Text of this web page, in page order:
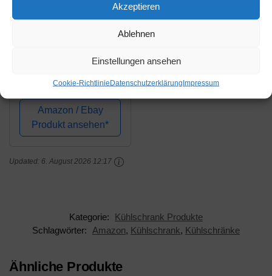
Akzeptieren
Ablehnen
Einstellungen ansehen
Cookie-RichtlinieDatenschutzerklärungImpressum
Bomann KS 2184
Kühlteil/14 L
Gefrierteil/LED
Innenraumbeleuchtung
Amazon / Ebay
Produkt ansehen*
Updated: 6. August 2026 12:17
Kategorie:
Kühlschrank Produkte
Schlagwörter:
Amazon, Kühlschrank, Kühlschränke
Ähnliche Produkte